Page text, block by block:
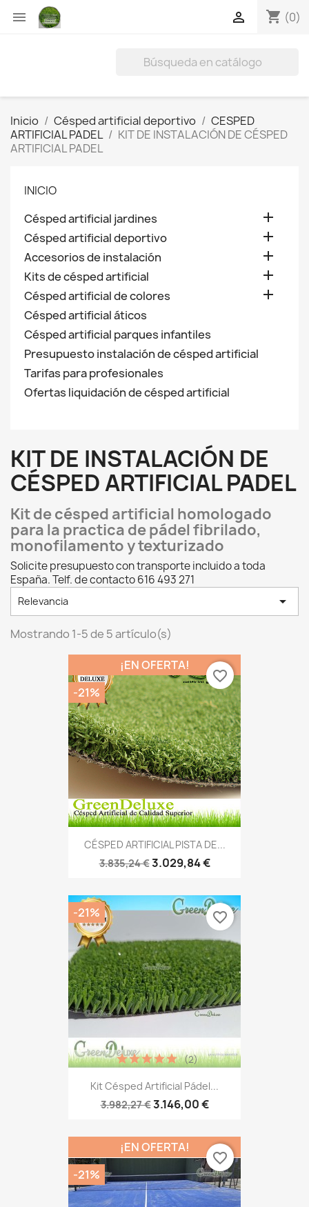
 shopping_cart (0)

Inicio Césped artificial deportivo
CESPED
ARTIFICIAL PADEL
KIT DE INSTALACIÓN DE CÉSPED
ARTIFICIAL PADEL
INICIO
Césped artificial jardines

Césped artificial deportivo 
Accesorios de instalación 
Kits de césped artificial 
Césped artificial de colores 
Césped artificial áticos
Césped artificial parques infantiles
Presupuesto instalación de césped artificial
Tarifas para profesionales
Ofertas liquidación de césped artificial
KIT DE INSTALACIÓN DE
CÉSPED ARTIFICIAL PADEL
Kit de césped artificial homologado
para la practica de pádel fibrilado,
monofilamento y texturizado
Solicite presupuesto con transporte incluido a toda
España. Telf. de contacto 616 493 271
Relevancia 
Mostrando 1-5 de 5 artículo(s)
CÉSPED ARTIFICIAL PISTA DE...
3.835,24 €3.029,84 €
¡EN OFERTA!
-21%
favorite_border
Kit Césped Artificial Pádel...
3.982,27 €3.146,00 €
(2)
-21% favorite_border
¡EN OFERTA!
-21%
favorite_border